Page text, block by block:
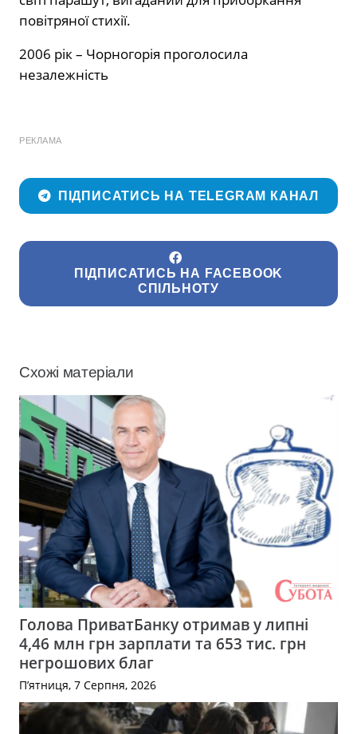
повітряної стихії.
2006 рік – Чорногорія проголосила
незалежність
РЕКЛАМА
ПІДПИСАТИСЬ НА TELEGRAM КАНАЛ
ПІДПИСАТИСЬ НА FACEBOOK
СПІЛЬНОТУ
Схожі матеріали
Голова ПриватБанку отримав у липні
4,46 млн грн зарплати та 653 тис. грн
негрошових благ
П’ятниця, 7 Серпня, 2026